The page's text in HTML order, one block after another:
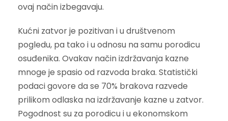
ovaj način izbegavaju.
Kućni zatvor je pozitivan i u društvenom
pogledu, pa tako i u odnosu na samu porodicu
osuđenika. Ovakav način izdržavanja kazne
mnoge je spasio od razvoda braka. Statistički
podaci govore da se 70% brakova razvede
prilikom odlaska na izdržavanje kazne u zatvor.
Pogodnost su za porodicu i u ekonomskom